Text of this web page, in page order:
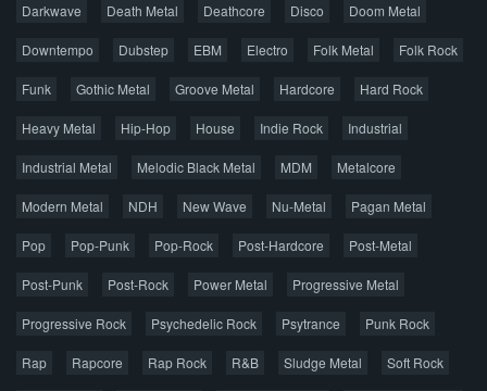
Darkwave Death Metal Deathcore Disco Doom Metal
Downtempo Dubstep EBM Electro Folk Metal Folk Rock
Funk Gothic Metal Groove Metal Hardcore Hard Rock
Heavy Metal Hip-Hop House Indie Rock Industrial
Industrial Metal Melodic Black Metal MDM Metalcore
Modern Metal NDH New Wave Nu-Metal Pagan Metal
Pop Pop-Punk Pop-Rock Post-Hardcore Post-Metal
Post-Punk Post-Rock Power Metal Progressive Metal
Progressive Rock Psychedelic Rock Psytrance Punk Rock
Rap Rapcore Rap Rock R&B Sludge Metal Soft Rock
Главная Поиск по сайту
Карта сайта
Джаз
Метал Поп Рэп Рок Шансон
Весь материал выложен для ознакомления, после
лицензионную копию.